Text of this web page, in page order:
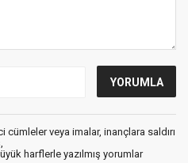
veya imalar, inançlara saldırı
harflerle yazılmış yorumlar